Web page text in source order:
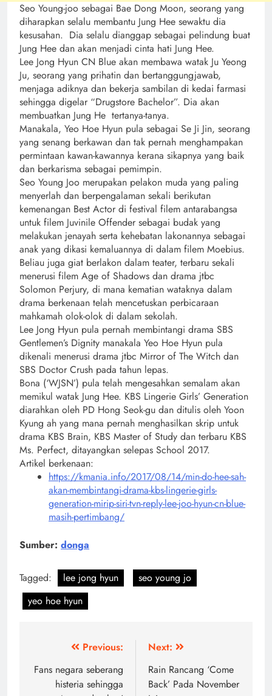
Seo Young-joo sebagai Bae Dong Moon, seorang yang
diharapkan selalu membantu Jung Hee sewaktu dia
kesusahan. Dia selalu dianggap sebagai pelindung buat
Jung Hee dan akan menjadi cinta hati Jung Hee.
Lee Jong Hyun CN Blue akan membawa watak Ju Yeong
Ju, seorang yang prihatin dan bertanggungjawab,
menjaga adiknya dan bekerja sambilan di kedai farmasi
sehingga digelar “Drugstore Bachelor”. Dia akan
membuatkan Jung He tertanya-tanya.
Manakala, Yeo Hoe Hyun pula sebagai Se Ji Jin, seorang
yang senang berkawan dan tak pernah menghampakan
permintaan kawan-kawannya kerana sikapnya yang baik
dan berkarisma sebagai pemimpin.
Seo Young Joo merupakan pelakon muda yang paling
menyerlah dan berpengalaman sekali berikutan
kemenangan Best Actor di festival filem antarabangsa
untuk filem Juvinile Offender sebagai budak yang
melakukan jenayah serta kehebatan lakonannya sebagai
anak yang dikasi kemaluannya di dalam filem Moebius.
Beliau juga giat berlakon dalam teater, terbaru sekali
menerusi filem Age of Shadows dan drama jtbc
Solomon Perjury, di mana kematian wataknya dalam
drama berkenaan telah mencetuskan perbicaraan
mahkamah olok-olok di dalam sekolah.
Lee Jong Hyun pula pernah membintangi drama SBS
Gentlemen’s Dignity manakala Yeo Hoe Hyun pula
dikenali menerusi drama jtbc Mirror of The Witch dan
SBS Doctor Crush pada tahun lepas.
Bona (‘WJSN’) pula telah mengesahkan semalam akan
memikul watak Jung Hee. KBS Lingerie Girls’ Generation
diarahkan oleh PD Hong Seok-gu dan ditulis oleh Yoon
Kyung ah yang mana pernah menghasilkan skrip untuk
drama KBS Brain, KBS Master of Study dan terbaru KBS
Ms. Perfect, ditayangkan selepas School 2017.
Artikel berkenaan:
https://kmania.info/2017/08/14/min-do-hee-sah-
akan-membintangi-drama-kbs-lingerie-girls-
generation-mirip-siri-tvn-reply-lee-joo-hyun-cn-blue-
masih-pertimbang/
Sumber: donga
Tagged: lee jong hyun
seo young jo
yeo hoe hyun
navigation
Previous:
Fans negara seberang
histeria sehingga
Next:
Rain Rancang ‘Come
Back’ Pada November